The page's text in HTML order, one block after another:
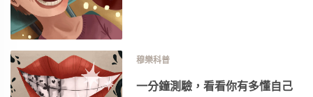
穆樂科普
一分鐘測驗，看看你有多懂自己